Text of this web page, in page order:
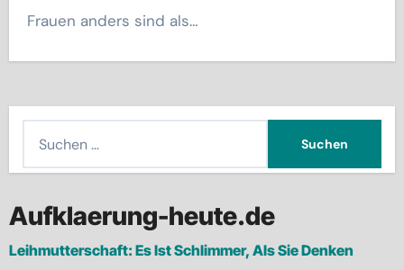
Frauen anders sind als…
h
n
Aufklaerung-heute.de
Leihmutterschaft: Es Ist Schlimmer, Als Sie Denken